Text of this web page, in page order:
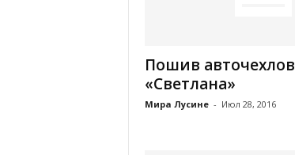
Пошив авточехлов
«Светлана»
Мира Лусине - Июл 28, 2016